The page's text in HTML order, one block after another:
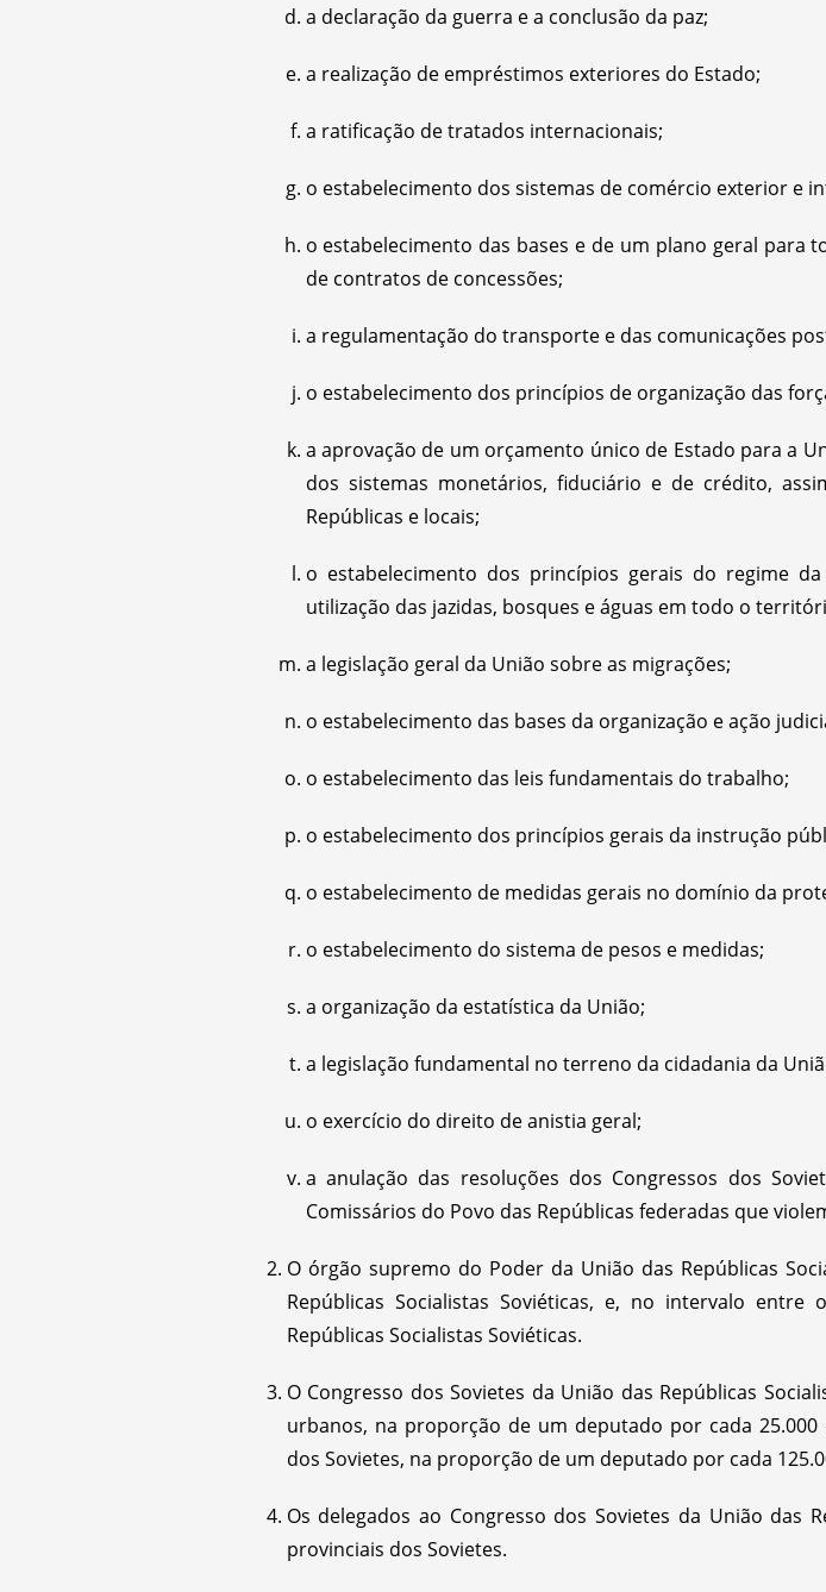
a declaração da guerra e a conclusão da paz;
a realização de empréstimos exteriores do Estado;
a ratificação de tratados internacionais;
o estabelecimento dos sistemas de comércio exterior e
o estabelecimento das bases e de um plano geral para
de contratos de concessões;
a regulamentação do transporte e das comunicações
o estabelecimento dos princípios de organização das
a aprovação de um orçamento único de Estado para a
dos sistemas monetários, fiduciário e de crédito,
Repúblicas e locais;
o estabelecimento dos princípios gerais do regime
utilização das jazidas, bosques e águas em todo o
a legislação geral da União sobre as migrações;
o estabelecimento das bases da organização e ação
o estabelecimento das leis fundamentais do trabalho;
o estabelecimento dos princípios gerais da instrução
o estabelecimento de medidas gerais no domínio da
o estabelecimento do sistema de pesos e medidas;
a organização da estatística da União;
a legislação fundamental no terreno da cidadania da
o exercício do direito de anistia geral;
a anulação das resoluções dos Congressos dos
Comissários do Povo das Repúblicas federadas que
O órgão supremo do Poder da União das Repúblicas
Repúblicas Socialistas Soviéticas, e, no intervalo
Repúblicas Socialistas Soviéticas.
O Congresso dos Sovietes da União das Repúblicas
urbanos, na proporção de um deputado por cada
dos Sovietes, na proporção de um deputado por cada
Os delegados ao Congresso dos Sovietes da União das
provinciais dos Sovietes.